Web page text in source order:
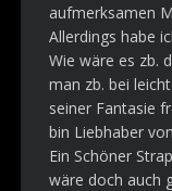
aufmerksamen
Allerdings habe
Wie wäre es zb.
man zb. bei
seiner Fantasie
bin Liebhaber
Ein Schöner
wäre doch auch